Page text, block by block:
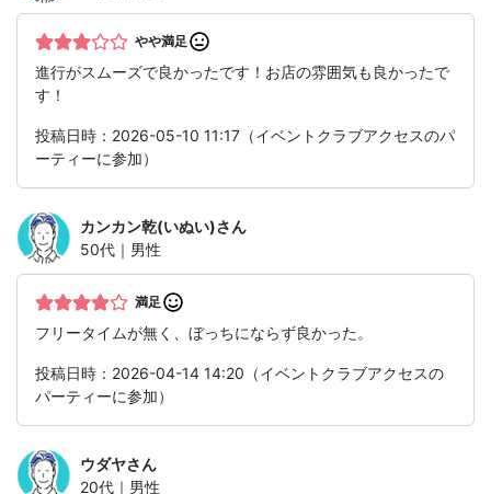
やや満足
進行がスムーズで良かったです！お店の雰囲気も良かったで
す！
投稿日時：2026-05-10 11:17（イベントクラブアクセスのパ
ーティーに参加）
カンカン乾(いぬい)さん
50代｜男性
満足
フリータイムが無く、ぼっちにならず良かった。
投稿日時：2026-04-14 14:20（イベントクラブアクセスの
パーティーに参加）
ウダヤさん
20代｜男性